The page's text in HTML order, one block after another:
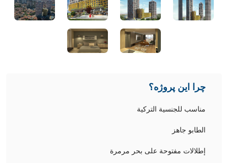
چرا این پروژه؟
مناسب للجنسية التركية
الطابو جاهز
إطلالات مفتوحة على بحر مرمرة